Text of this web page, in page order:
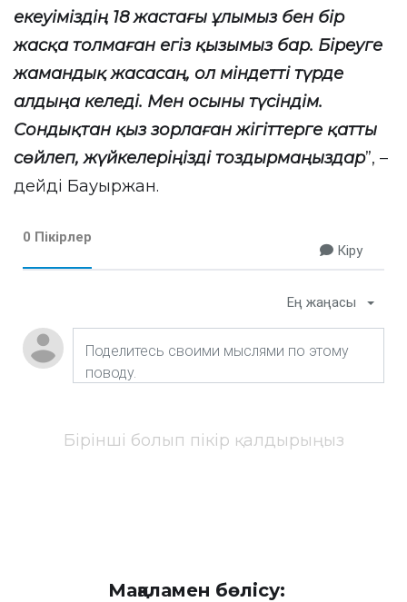
екеуіміздің 18 жастағы ұлымыз бен бір
жасқа толмаған егіз қызымыз бар. Біреуге
жамандық жасасаң, ол міндетті түрде
алдыңа келеді. Мен осыны түсіндім.
Сондықтан қыз зорлаған жігіттерге қатты
сөйлеп, жүйкелеріңізді тоздырмаңыздар”, –
дейді Бауыржан.
0 Пікірлер
Кіру
Ең жаңасы
Бірінші болып пікір қалдырыңыз
Мақаламен бөлісу: